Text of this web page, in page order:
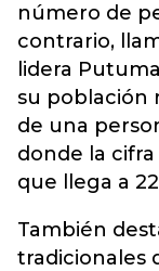
número de
contrario,
lidera
su población
de una
donde la cifra
que llega a
También
tradicionales